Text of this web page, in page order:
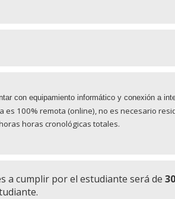
con equipamiento informático y conexión a
es 100% remota (online), no es necesario
horas cronológicas totales.
a cumplir por el estudiante será de